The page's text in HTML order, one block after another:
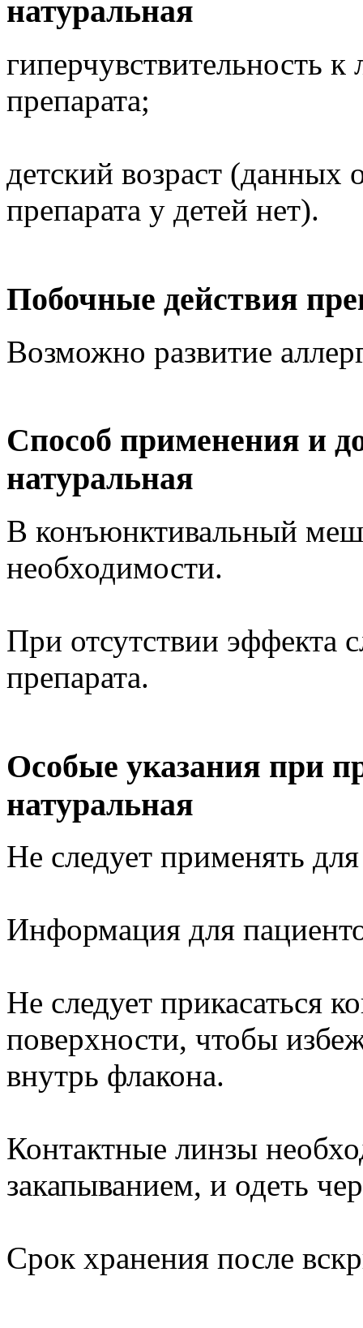
натуральная
гиперчувствительность
препарата;
детский возраст
препарата у детей нет).
Побочные действия
Возможно развитие
Способ применения и
натуральная
В конъюнктивальный
необходимости.
При отсутствии эффекта
препарата.
Особые указания при
натуральная
Не следует применять
Информация для
Не следует прикасаться
поверхности, чтобы
внутрь флакона.
Контактные линзы
закапыванием, и одеть
Срок хранения после